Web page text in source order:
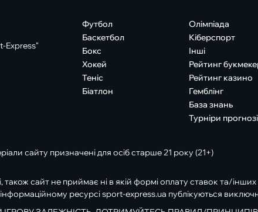
Express"
Футбол
Баскетбол
Бокс
Хокей
Теніс
Біатлон
Олімпіада
Кіберспорт
Інші
Рейтинг
Рейтинг казино
Гемблінг
База знань
Турніри
сайту призначені для осіб старше 21 року (21+)
сайт не приймає ні в якій формі оплату ставок та/інших
ресурсі sport-express.ua публікуються